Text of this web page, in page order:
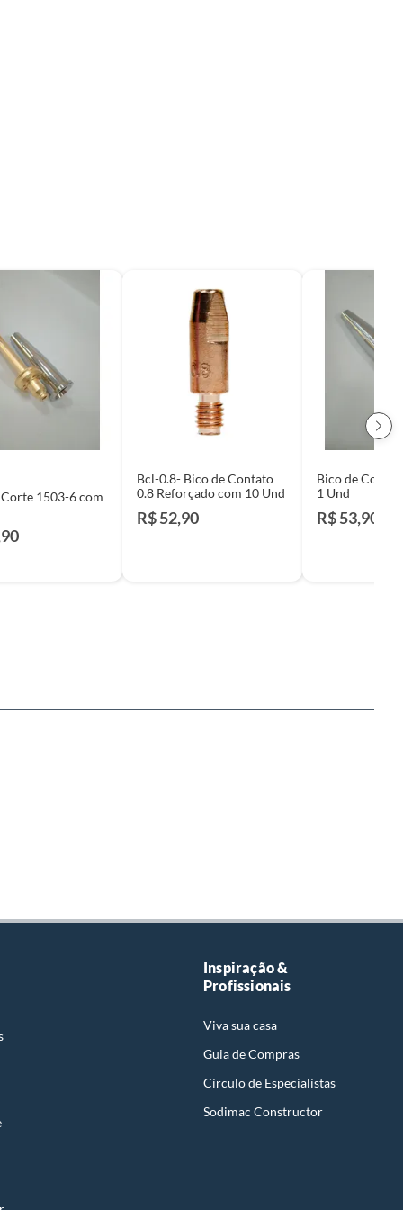
1503-6 com
Bcl-0.8- Bico de Contato
0.8 Reforçado com 10 Und
R$ 52,90
Bico de Corte
1 Und
R$ 53,90
Inspiração &
Profissionais
Viva sua casa
Guia de Compras
Círculo de Especialístas
Sodimac Constructor